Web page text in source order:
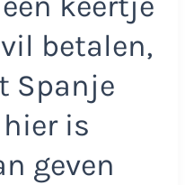
betalen,
Spanje
is
geven